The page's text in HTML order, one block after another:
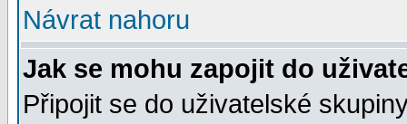
Návrat nahoru
Jak se mohu zapojit do
Připojit se do uživatelské